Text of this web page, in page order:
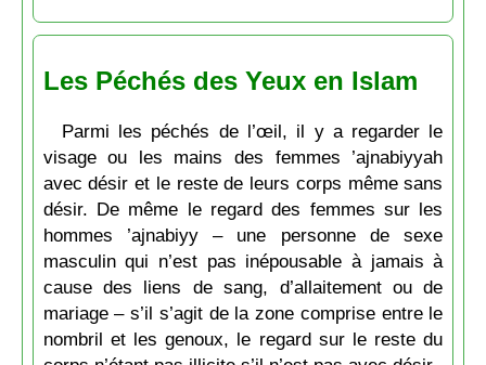
Les Péchés des Yeux en Islam
Parmi les péchés de l’œil, il y a regarder le
visage ou les mains des femmes ’ajnabiyyah
avec désir et le reste de leurs corps même sans
désir. De même le regard des femmes sur les
hommes ’ajnabiyy – une personne de sexe
masculin qui n’est pas inépousable à jamais à
cause des liens de sang, d’allaitement ou de
mariage – s’il s’agit de la zone comprise entre le
nombril et les genoux, le regard sur le reste du